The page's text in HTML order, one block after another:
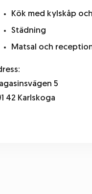
Kök med kylskåp
Städning
Matsal och
5
42 Karlskoga